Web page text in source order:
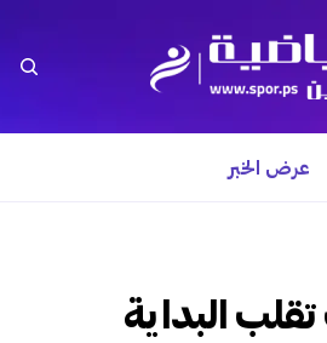
عرض الخبر
تقلب البداية